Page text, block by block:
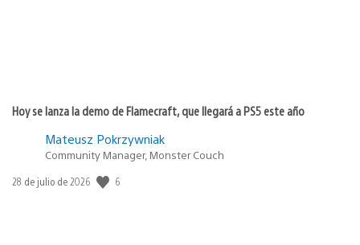
Hoy se lanza la demo de Flamecraft, que llegará a PS5 este año
Mateusz Pokrzywniak
Community Manager, Monster Couch
Fecha
28 de julio de 2026 6